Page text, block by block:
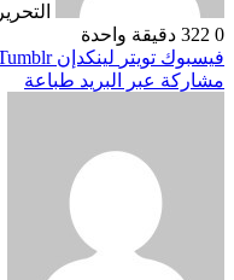
التحرير
0
دقيقة واحدة
فيسبوك تويتر لينكدإن
مشاركة عبر البريد طباعة